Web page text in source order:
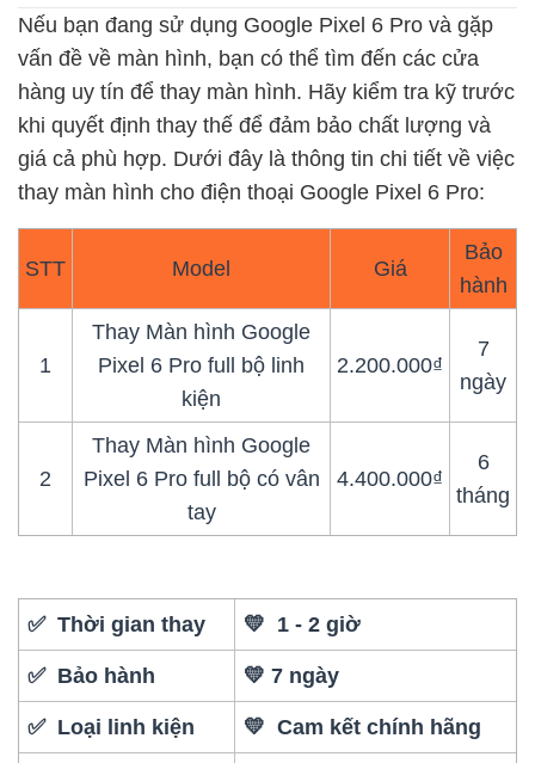
Nếu bạn đang sử dụng Google Pixel 6 Pro và gặp
vấn đề về màn hình, bạn có thể tìm đến các cửa
hàng uy tín để thay màn hình. Hãy kiểm tra kỹ trước
khi quyết định thay thế để đảm bảo chất lượng và
giá cả phù hợp. Dưới đây là thông tin chi tiết về việc
thay màn hình cho điện thoại Google Pixel 6 Pro:
STT Model Giá
Bảo
hành
1
Thay Màn hình Google
Pixel 6 Pro full bộ linh
kiện
2.200.000₫
7
ngày
2
Thay Màn hình Google
Pixel 6 Pro full bộ có vân
tay
4.400.000₫
6
tháng
✅ Thời gian thay 💛 1 - 2 giờ
✅ Bảo hành 💛 7 ngày
✅ Loại linh kiện 💛 Cam kết chính hãng